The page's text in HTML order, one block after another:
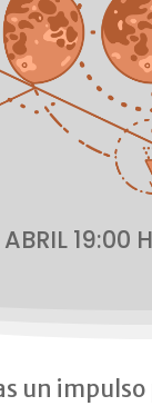
ABRIL 19:00
un